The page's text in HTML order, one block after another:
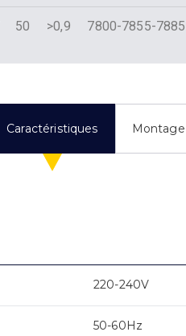
50 >0,9 7800-7855-7885
Caractéristiques Montage
220-240V
50-60Hz